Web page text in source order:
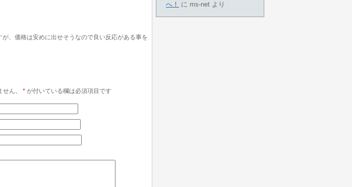
へ！
に ms-net より
、価格は安めに出せそうなので良い反応がある事を
ん。 *が付いている欄は必須項目です